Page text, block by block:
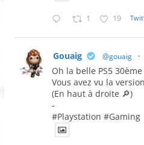
1 19
Gouaig @gouaig ·
Oh la belle PS5
Vous avez vu la
(En haut à droite 🔎)
-
#Playstation #Gaming